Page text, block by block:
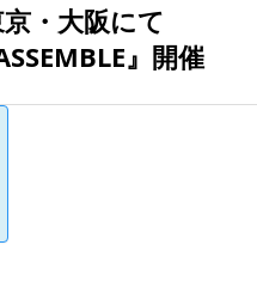
・大阪にて
』開催